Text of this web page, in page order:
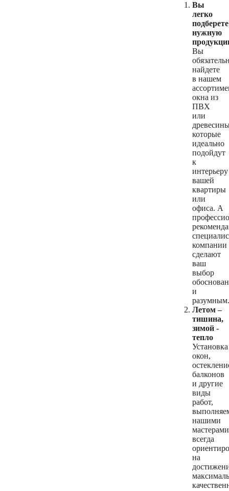
Вы
легко
подберете
нужную
Вы
найдете
в нашем
окна из
ПВХ
или
которые
идеально
подойдут
к
интерьеру
вашей
квартиры
или
офиса. А
компании
сделают
ваш
выбор
и
разумным.
Летом –
тишина,
зимой -
тепло
Установка
окон,
балконов
и другие
виды
работ,
нашими
всегда
на